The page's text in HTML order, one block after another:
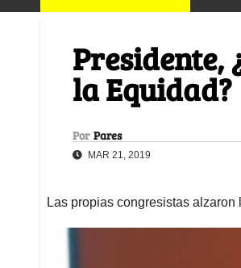
Presidente,
la Equidad?
Por Pares
MAR 21, 2019
Las propias congresistas